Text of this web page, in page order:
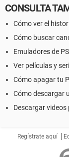
CONSULTA
Cómo ver el
Cómo buscar
Emuladores de
Ver películas y
Cómo apagar tu
Cómo descargar
Descargar videos
Regístrate aquí